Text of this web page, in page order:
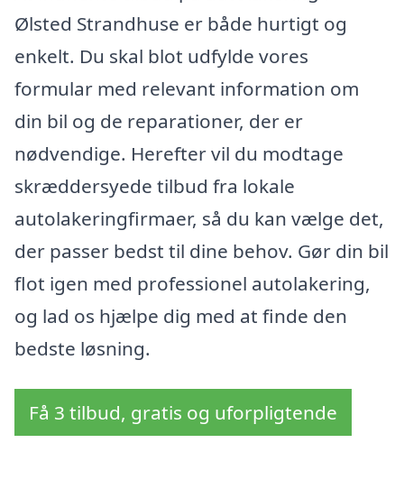
Ølsted Strandhuse er både hurtigt og
enkelt. Du skal blot udfylde vores
formular med relevant information om
din bil og de reparationer, der er
nødvendige. Herefter vil du modtage
skræddersyede tilbud fra lokale
autolakeringfirmaer, så du kan vælge det,
der passer bedst til dine behov. Gør din bil
flot igen med professionel autolakering,
og lad os hjælpe dig med at finde den
bedste løsning.
Få 3 tilbud, gratis og uforpligtende